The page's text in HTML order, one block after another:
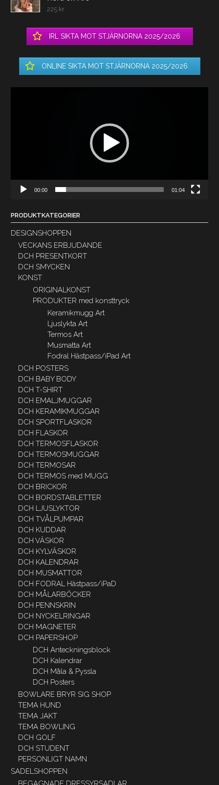
225 kr
IRL SIKTA MOT STJÄRNORNA 2025/2026
ONLINE SIKTA MOT STJÄRNORNA 2025/2026
00:00 01:04
PRODUKTKATEGORIER
DESIGNSHOPPEN
VECKANS ERBJUDANDE
DCH PRESENTKORT
DCH SMYCKEN
KONST
ORIGINALKONST
PRODUKTER med konsttryck
Keramikmugg Art
Ljuslykta Art
Termos Art
Musmatta Art
Fodral Hästpass/iPad Art
DCH POSTERS
DCH BABY BODY
DCH T-SHIRT
DCH EMALJMUGGAR
DCH KERAMIKMUGGAR
DCH SPORTFLASKOR
DCH FLASKOR
DCH TERMOSFLASKOR
DCH TERMOSMUGGAR
DCH TERMOSAR
DCH TERMOS med MUGG
DCH BRICKOR
DCH BORDSTABLETTER
DCH LJUSLYKTOR
DCH TVÅLPUMPAR
DCH KUDDAR
DCH VÄSKOR
DCH KYLVÄSKOR
DCH KALENDRAR
DCH MUSMATTOR
DCH FODRAL Hästpass/iPaD
DCH MÅLARBÖCKER
DCH PENNSKRIN
DCH NYCKELRINGAR
DCH MAGNETER
DCH PAPERSHOP
DCH Anteckningsblock
DCH Kalendrar
DCH Måla & Pyssla
DCH Posters
BOWLARE BRYR SIG SHOP
TEMA HUND
TEMA JAKT
TEMA BOWLING
DCH GOLF
DCH STUDENT
PERSONLIGT NAMN
SADELSHOPPEN